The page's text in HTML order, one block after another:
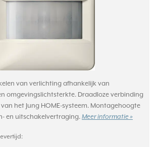
van verlichting afhankelijk van
omgevingslichtsterkte. Draadloze verbinding
het Jung HOME-systeem. Montagehoogte
en uitschakelvertraging. Meer informatie »